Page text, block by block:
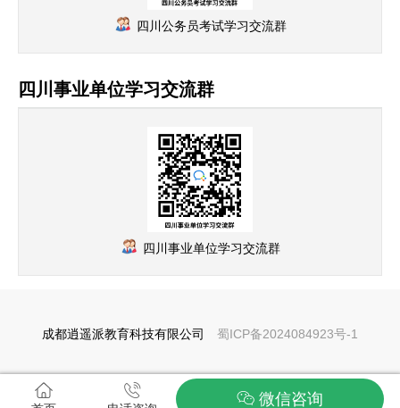
四川公务员考试学习交流群
四川事业单位学习交流群
四川事业单位学习交流群
成都逍遥派教育科技有限公司 蜀ICP备2024084923号-1
微信咨询